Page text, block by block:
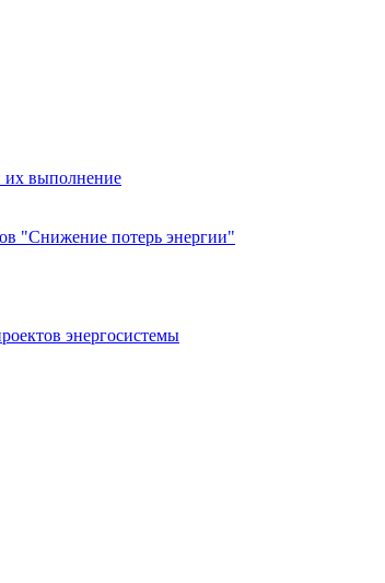
их выполнение
"Снижение потерь энергии"
энергосистемы